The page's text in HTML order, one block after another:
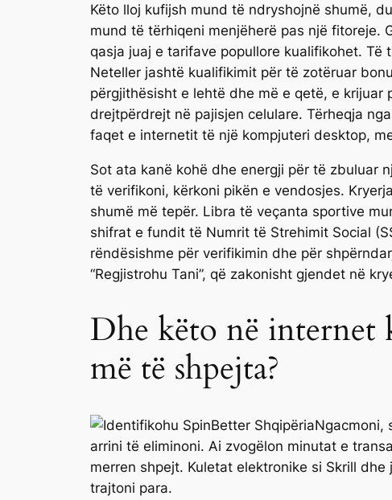
Këto lloj kufijsh mund të ndryshojnë shumë,
mund të tërhiqeni menjëherë pas një fitoreje.
qasja juaj e tarifave popullore kualifikohet.
Neteller jashtë kualifikimit për të zotëruar
përgjithësisht e lehtë dhe më e qetë, e
drejtpërdrejt në pajisjen celulare. Tërheqja
faqet e internetit të një kompjuteri desktop,
Sot ata kanë kohë dhe energji për të zbuluar
të verifikoni, kërkoni pikën e vendosjes.
shumë më tepër. Libra të veçanta sportive
shifrat e fundit të Numrit të Strehimit Social
rëndësishme për verifikimin dhe për
“Regjistrohu Tani”, që zakonisht gjendet në
Dhe këto në internet
më të shpejta?
Ngacmoni,
arrini të eliminoni. Ai zvogëlon minutat e
merren shpejt. Kuletat elektronike si Skrill
trajtoni para.